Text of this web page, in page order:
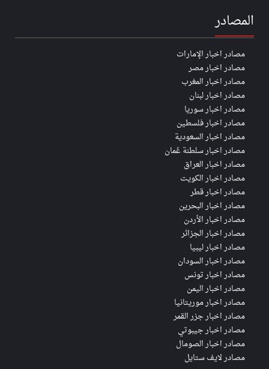
المصادر
مصادر اخبار الإمارات
مصادر اخبار مصر
مصادر اخبار المغرب
مصادر اخبار لبنان
مصادر اخبار سوريا
مصادر اخبار فلسطين
مصادر اخبار السعودية
مصادر اخبار سلطنة عُمان
مصادر اخبار العراق
مصادر اخبار الكويت
مصادر اخبار قطر
مصادر اخبار البحرين
مصادر اخبار الأردن
مصادر اخبار الجزائر
مصادر اخبار ليبيا
مصادر اخبار السودان
مصادر اخبار تونس
مصادر اخبار اليمن
مصادر اخبار موريتانيا
مصادر اخبار جزر القمر
مصادر اخبار جيبوتي
مصادر اخبار الصومال
مصادر لايف ستايل